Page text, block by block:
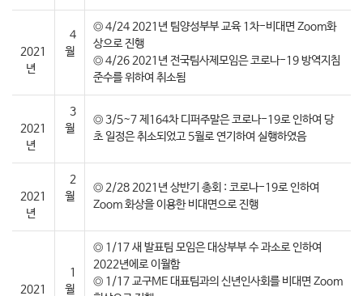
2021
년
4
월
◎ 4/24 2021년 팀양성부부 교육 1차-비대면 Zoom화
상으로 진행
◎ 4/26 2021년 전국팀사제모임은 코로나-19 방역지침
준수를 위하여 취소됨
2021
년
3
월
◎ 3/5~7 제164차 디퍼주말은 코로나-19로 인하여 당
초 일정은 취소되었고 5월로 연기하여 실행하였음
2021
년
2
월
◎ 2/28 2021년 상반기 총회 : 코로나-19로 인하여
Zoom 화상을 이용한 비대면으로 진행
2021
1
월
◎ 1/17 새 발표팀 모임은 대상부부 수 과소로 인하여
2022년에로 이월함
◎ 1/17 교구ME 대표팀과의 신년인사회를 비대면 Zoom